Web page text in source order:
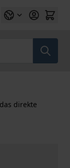
direkte